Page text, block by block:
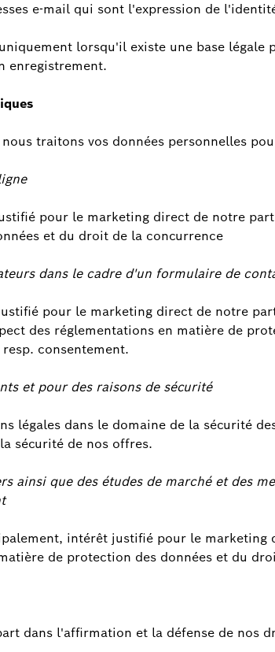
e-mail qui sont l'expression de
lorsqu'il existe une base légale
enregistrement.
traitons vos données personnelles
pour le marketing direct de notre
et du droit de la concurrence
dans le cadre d'un formulaire de
pour le marketing direct de notre
des réglementations en matière de
consentement.
et pour des raisons de sécurité
légales dans le domaine de la sécurité
sécurité de nos offres.
ainsi que des études de marché et des
intérêt justifié pour le
de protection des données et du
dans l'affirmation et la défense de nos